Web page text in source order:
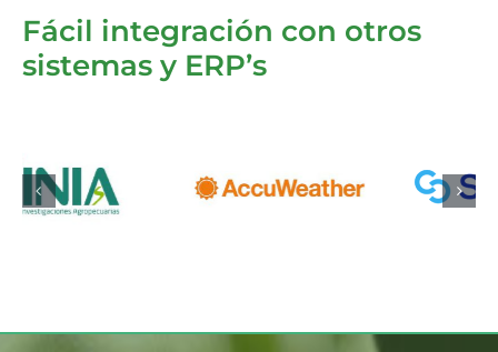
Fácil integración con otros
sistemas y ERP’s